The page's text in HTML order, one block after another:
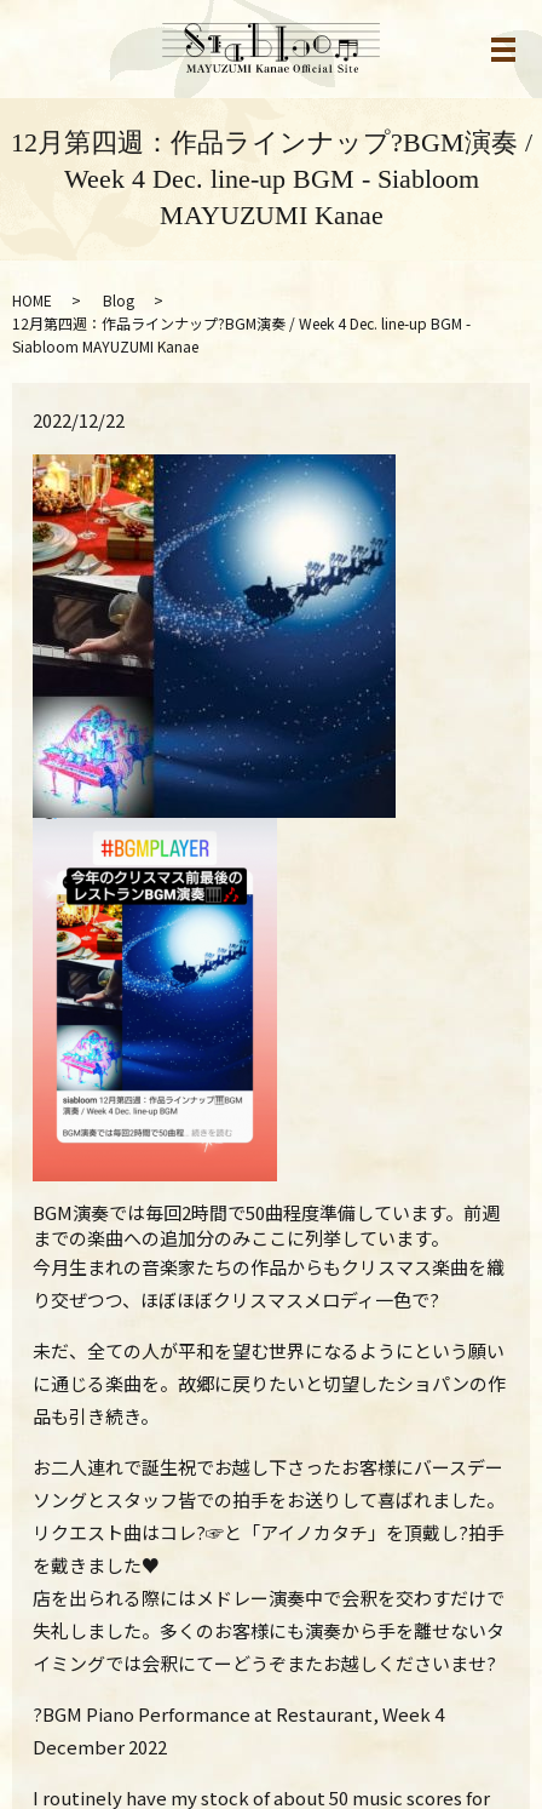
メ
12月第四週：作品ラインナップ?BGM演奏 /
Week 4 Dec. line-up BGM - Siabloom
MAYUZUMI Kanae
HOME
Blog
12月第四週：作品ラインナップ?BGM演奏 / Week 4 Dec. line-up BGM -
Siabloom MAYUZUMI Kanae
2022/12/22
BGM演奏では毎回2時間で50曲程度準備しています。前週
までの楽曲への追加分のみここに列挙しています。
今月生まれの音楽家たちの作品からもクリスマス楽曲を織
り交ぜつつ、ほぼほぼクリスマスメロディ一色で?
未だ、全ての人が平和を望む世界になるようにという願い
に通じる楽曲を。故郷に戻りたいと切望したショパンの作
品も引き続き。
お二人連れで誕生祝でお越し下さったお客様にバースデー
ソングとスタッフ皆での拍手をお送りして喜ばれました。
リクエスト曲はコレ?☞と「アイノカタチ」を頂戴し?拍手
を戴きました♥
店を出られる際にはメドレー演奏中で会釈を交わすだけで
失礼しました。多くのお客様にも演奏から手を離せないタ
イミングでは会釈にてーどうぞまたお越しくださいませ?
?BGM Piano Performance at Restaurant, Week 4
December 2022
I routinely have my stock of about 50 music scores for